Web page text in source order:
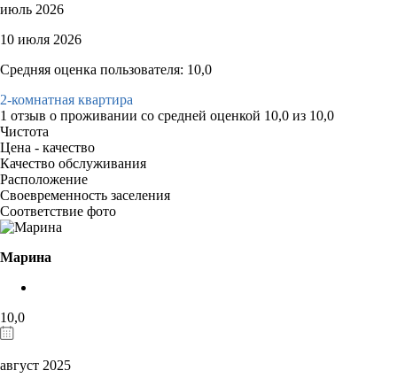
июль 2026
10 июля 2026
Средняя оценка пользователя: 10,0
2-комнатная квартира
1 отзыв о проживании со средней оценкой 10,0 из 10,0
Чистота
Цена - качество
Качество обслуживания
Расположение
Своевременность заселения
Соответствие фото
Марина
10,0
август 2025